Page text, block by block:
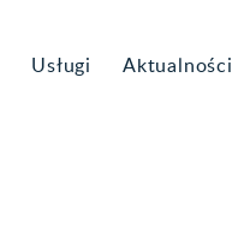
Usługi Aktualności